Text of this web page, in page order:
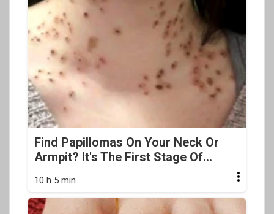
Find Papillomas On Your Neck Or
Armpit? It's The First Stage Of...
10 h 5 min